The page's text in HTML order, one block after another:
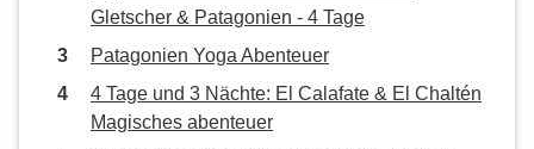
Gletscher & Patagonien - 4 Tage
Patagonien Yoga Abenteuer
4 Tage und 3 Nächte: El Calafate & El Chaltén
Magisches abenteuer